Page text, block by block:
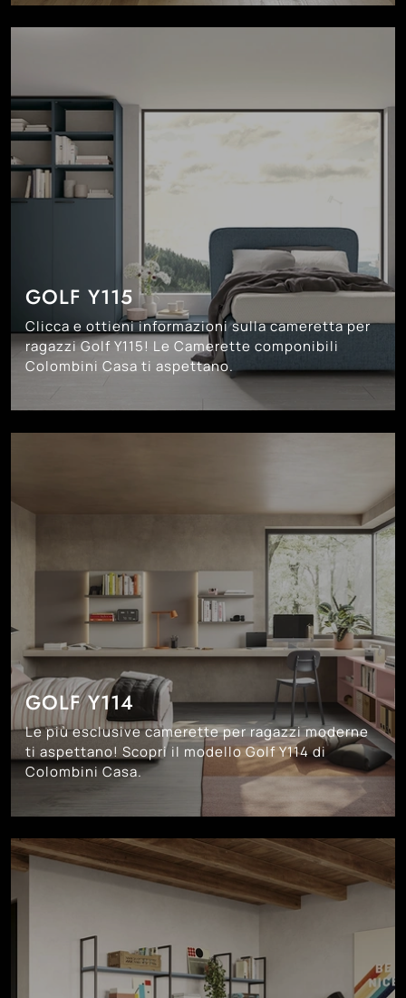
GOLF Y115
Clicca e ottieni informazioni sulla cameretta per
ragazzi Golf Y115! Le Camerette componibili
Colombini Casa ti aspettano.
GOLF Y114
Le più esclusive camerette per ragazzi moderne
ti aspettano! Scopri il modello Golf Y114 di
Colombini Casa.